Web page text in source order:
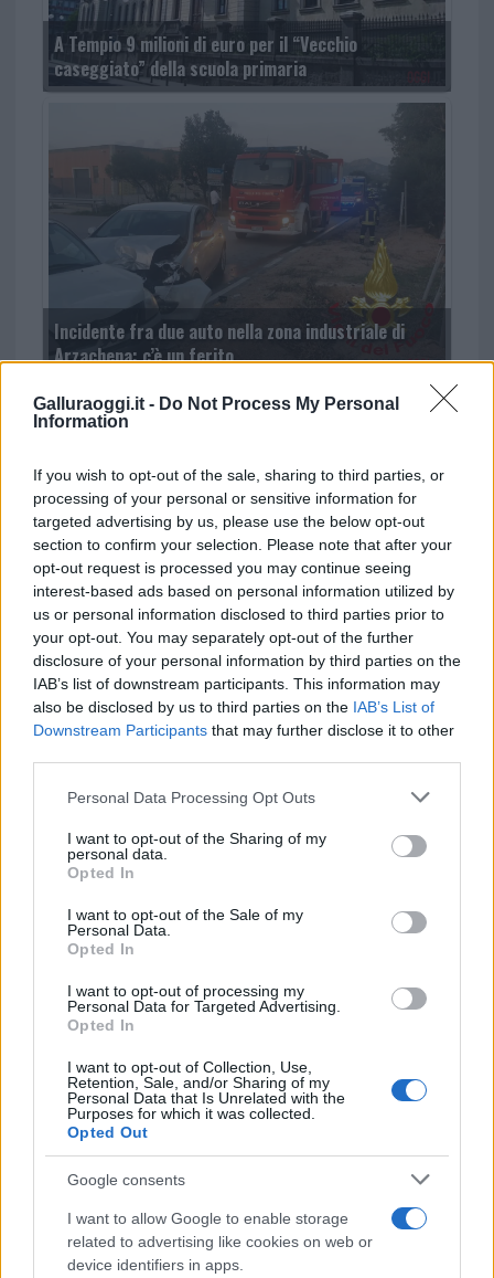
Galluraoggi.it - Do Not Process My Personal
Information
If you wish to opt-out of the sale, sharing to third parties, or
processing of your personal or sensitive information for
targeted advertising by us, please use the below opt-out
section to confirm your selection. Please note that after your
opt-out request is processed you may continue seeing
interest-based ads based on personal information utilized by
us or personal information disclosed to third parties prior to
your opt-out. You may separately opt-out of the further
disclosure of your personal information by third parties on the
IAB’s list of downstream participants. This information may
also be disclosed by us to third parties on the IAB’s List of
Downstream Participants that may further disclose it to other
Please note that this website/app uses one or more Google
not limited to your visit or usage behaviour. You may click to
grant or deny consent to Google and its third-party tags to
use your data for below specified purposes in below Google
consent section.
Personal Data Processing Opt Outs
I want to opt-out of the Sharing of my
personal data.
Opted In
I want to opt-out of the Sale of my
Personal Data.
Opted In
I want to opt-out of processing my
Personal Data for Targeted Advertising.
Opted In
I want to opt-out of Collection, Use,
Retention, Sale, and/or Sharing of my
Personal Data that Is Unrelated with the
Purposes for which it was collected.
Opted Out
Google consents
I want to allow Google to enable storage
related to advertising like cookies on web or
device identifiers in apps.
A Tempio 9 milioni di euro per il “Vecchio
caseggiato” della scuola primaria
Incidente fra due auto nella zona industriale di
Arzachena: c’è un ferito
I nostri cari
In Sardegna 469 nuovi casi di coronavirus e una
vittima: il bollettino
TEMI: Olbia Calcio
Condividi l'articolo
F
a
ce
b
o
o
k
T
w
it
te
r
n
te
re
st
h
at
s
p
p
h
a
re
Articolo precedente
NOTIZIE RECENTI